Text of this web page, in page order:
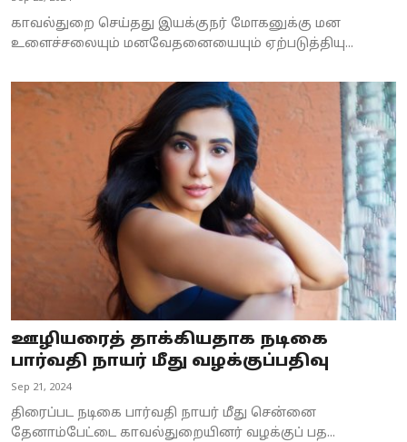
காவல்துறை செய்தது இயக்குநர் மோகனுக்கு மன
உளைச்சலையும் மனவேதனையையும் ஏற்படுத்தியு...
ஊழியரைத் தாக்கியதாக நடிகை
பார்வதி நாயர் மீது வழக்குப்பதிவு
Sep 21, 2024
திரைப்பட நடிகை பார்வதி நாயர் மீது சென்னை
தேனாம்பேட்டை காவல்துறையினர் வழக்குப் பத...